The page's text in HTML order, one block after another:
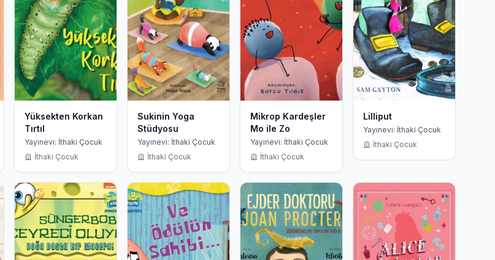
Yüksekten Korkan
Tırtıl
Yayınevi: İthaki Çocuk
İthaki Çocuk
Sukinin Yoga
Stüdyosu
Yayınevi: İthaki Çocuk
İthaki Çocuk
Mikrop Kardeşler
Mo ile Zo
Yayınevi: İthaki Çocuk
İthaki Çocuk
Lilliput
Yayınevi: İthaki Çocuk
İthaki Çocuk